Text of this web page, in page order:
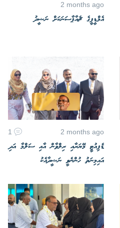
2 months ago
އެމްޑީޕީގެ ޗެއާޕާސަނަކަށް ނަޝީދު
2 months ago
1
ޑެޕިއުޓީ މޭޔަރާއި ރިލްވާން އާއި ސަލްމާ އަދި
އައިމިނަތު ހުންނެވީ ނަޝީދާއެކު